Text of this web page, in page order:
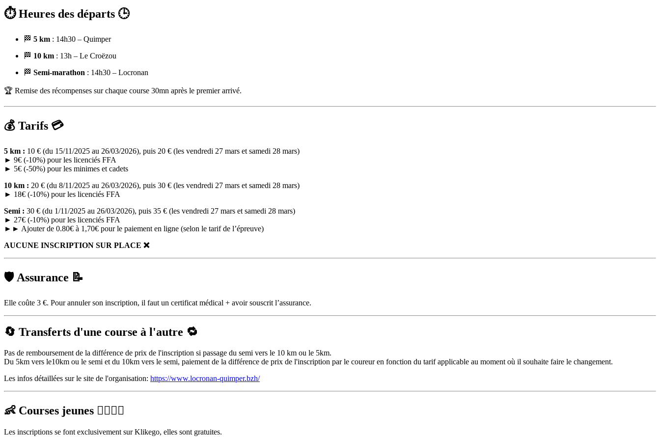
⏱️ Heures des départs 🕒
🏁 5 km : 14h30 – Quimper
🏁 10 km : 13h – Le Croëzou
🏁 Semi-marathon : 14h30 – Locronan
🏆 Remise des récompenses sur chaque course 30mn après le premier arrivé.
💰 Tarifs 💳
5 km : 10 € (du 15/11/2025 au 26/03/2026), puis 20 € (les vendredi 27 mars et samedi 28 mars)
► 9€ (-10%) pour les licenciés FFA
► 5€ (-50%) pour les minimes et cadets
10 km : 20 € (du 8/11/2025 au 26/03/2026), puis 30 € (les vendredi 27 mars et samedi 28 mars)
► 18€ (-10%) pour les licenciés FFA
Semi : 30 € (du 1/11/2025 au 26/03/2026), puis 35 € (les vendredi 27 mars et samedi 28 mars)
► 27€ (-10%) pour les licenciés FFA
►► Ajouter de 0.80€ à 1,70€ pour le paiement en ligne (selon le tarif de l’épreuve)
AUCUNE INSCRIPTION SUR PLACE ❌
🛡️ Assurance 📝
Elle coûte 3 €. Pour annuler son inscription, il faut un certificat médical + avoir souscrit l’assurance.
🔄 Transferts d'une course à l'autre 🔁
Pas de remboursement de la différence de prix de l'inscription si passage du semi vers le 10 km ou le 5km.
Du 5km vers le10km ou le semi et du 10km vers le semi, paiement de la différence de prix de l'inscription par le coureur en fonction du tarif applicable au moment où il souhaite faire le changement.
Les infos détaillées sur le site de l'organisation: https://www.locronan-quimper.bzh/
👶 Courses jeunes 🏃‍♀️🏃‍♂️
Les inscriptions se font exclusivement sur Klikego, elles sont gratuites.